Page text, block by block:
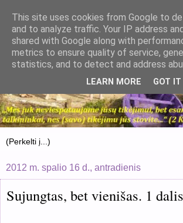
2012 m. spalio 16 d., antradienis
Sujungtas, bet vienišas. 1 dalis
This site uses cookies from Google to
and to analyze traffic. Your IP address
shared with Google along with
metrics to ensure quality of service,
statistics, and to detect and address
LEARN MORE GOT IT